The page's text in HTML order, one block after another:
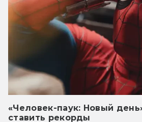
«Человек-паук: Новый
ставить рекорды